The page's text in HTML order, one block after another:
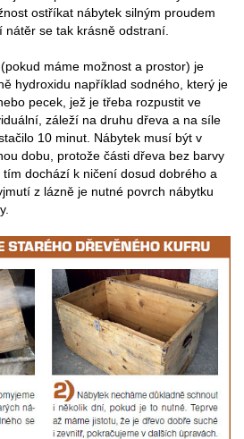
ostříkat nábytek silným proudem
nátěr se tak krásně odstraní.
máme možnost a prostor) je
hydroxidu například sodného, který je
pecek, jež je třeba rozpustit ve
záleží na druhu dřeva a na síle
10 minut. Nábytek musí být v
dobu, protože části dřeva bez barvy
tím dochází k ničení dosud dobrého a
z lázně je nutné povrch nábytku